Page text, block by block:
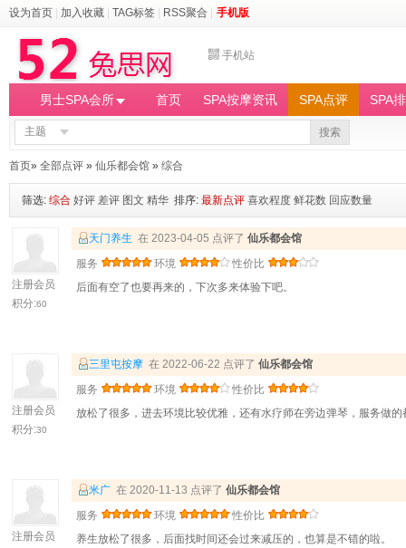
设为首页 加入收藏 TAG标签 RSS聚合 手机版
手机站
男士SPA会所 首页 SPA按摩资讯 SPA点评 SPA
主题 搜索
首页» 全部点评 » 仙乐都会馆 » 综合
筛选: 综合 好评 差评 图文 精华 排序: 最新点评 喜欢程度 鲜花数 回应数量
注册会员
积分:60
天门养生 在 2023-04-05 点评了 仙乐都会馆
服务
环境
性价比
后面有空了也要再来的，下次多来体验下吧。
注册会员
积分:30
三里屯按摩 在 2022-06-22 点评了 仙乐都会馆
服务
环境
性价比
放松了很多，进去环境比较优雅，还有水疗师在旁边弹琴，服务做
注册会员
米广 在 2020-11-13 点评了 仙乐都会馆
服务
环境
性价比
养生放松了很多，后面找时间还会过来减压的，也算是不错的啦。